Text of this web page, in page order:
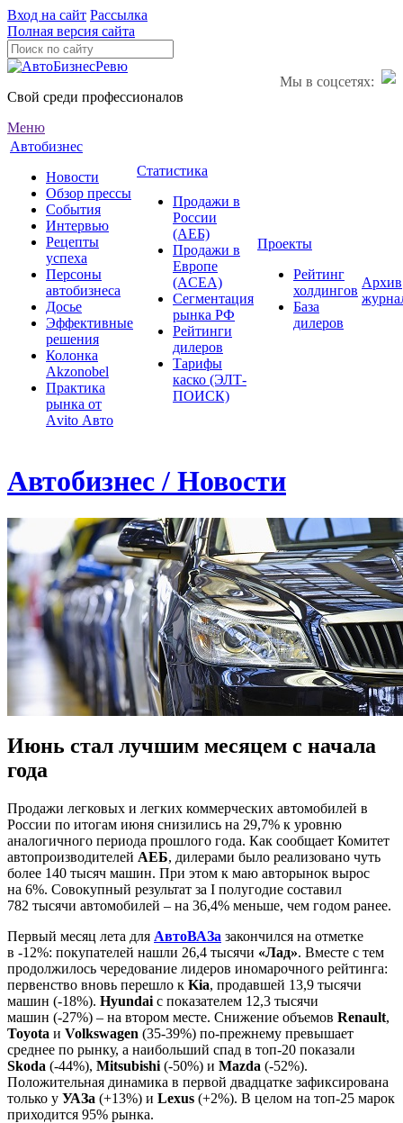
Вход на сайт Рассылка
Полная версия сайта
Мы в соцсетях:
Свой среди профессионалов
Меню
Автобизнес
Новости
Обзор прессы
События
Интервью
Рецепты
успеха
Персоны
автобизнеса
Досье
Эффективные
решения
Колонка
Akzonobel
Практика
рынка от
Аvito Авто
Статистика
Продажи в
России
(АЕБ)
Продажи в
Европе
(ACEA)
Сегментация
рынка РФ
Рейтинги
дилеров
Тарифы
каско (ЭЛТ-
ПОИСК)
Проекты
Рейтинг
холдингов
База
дилеров
Архив
Автобизнес / Новости
Июнь стал лучшим месяцем с начала
года
Продажи легковых и легких коммерческих автомобилей в
России по итогам июня снизились на 29,7% к уровню
аналогичного периода прошлого года. Как сообщает Комитет
автопроизводителей АЕБ, дилерами было реализовано чуть
более 140 тысяч машин. При этом к маю авторынок вырос
на 6%. Совокупный результат за I полугодие составил
782 тысячи автомобилей – на 36,4% меньше, чем годом ранее.
Первый месяц лета для АвтоВАЗа закончился на отметке
в -12%: покупателей нашли 26,4 тысячи «Лад». Вместе с тем
продолжилось чередование лидеров иномарочного рейтинга:
первенство вновь перешло к Kia, продавшей 13,9 тысячи
машин (-18%). Hyundai с показателем 12,3 тысячи
машин (-27%) – на втором месте. Снижение объемов Renault,
Toyota и Volkswagen (35-39%) по-прежнему превышает
среднее по рынку, а наибольший спад в топ-20 показали
Skoda (-44%), Mitsubishi (-50%) и Mazda (-52%).
Положительная динамика в первой двадцатке зафиксирована
только у УАЗа (+13%) и Lexus (+2%). В целом на топ-25 марок
приходится 95% рынка.